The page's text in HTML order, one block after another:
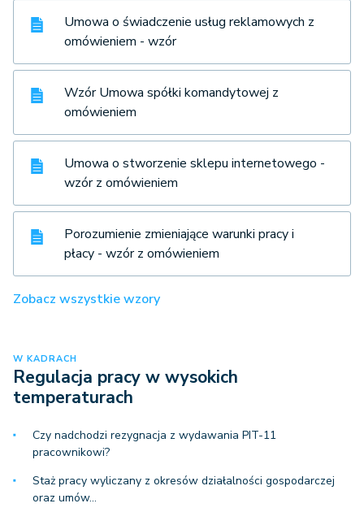
Umowa o świadczenie usług reklamowych z
omówieniem - wzór
Wzór Umowa spółki komandytowej z
omówieniem
Umowa o stworzenie sklepu internetowego -
wzór z omówieniem
Porozumienie zmieniające warunki pracy i
płacy - wzór z omówieniem
Zobacz wszystkie wzory
W KADRACH
Regulacja pracy w wysokich
temperaturach
Czy nadchodzi rezygnacja z wydawania PIT-11
pracownikowi?
Staż pracy wyliczany z okresów działalności gospodarczej
oraz umów…